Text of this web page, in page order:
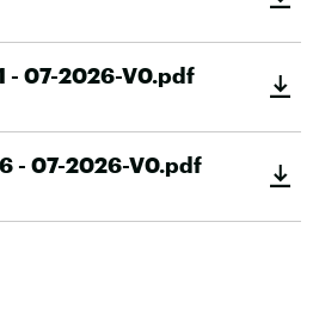
- 07-2026-V0.pdf
- 07-2026-V0.pdf